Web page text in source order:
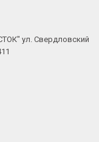
ул. Свердловский